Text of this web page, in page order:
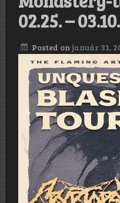
02.25. – 03.10.
Posted on január 31,